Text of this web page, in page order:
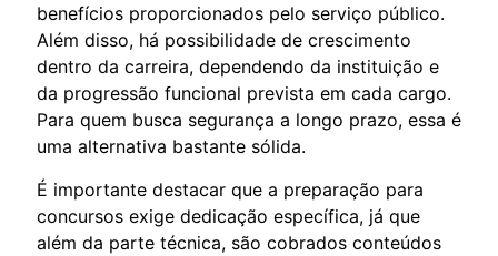
benefícios proporcionados pelo serviço público.
Além disso, há possibilidade de crescimento
dentro da carreira, dependendo da instituição e
da progressão funcional prevista em cada cargo.
Para quem busca segurança a longo prazo, essa é
uma alternativa bastante sólida.
É importante destacar que a preparação para
concursos exige dedicação específica, já que
além da parte técnica, são cobrados conteúdos